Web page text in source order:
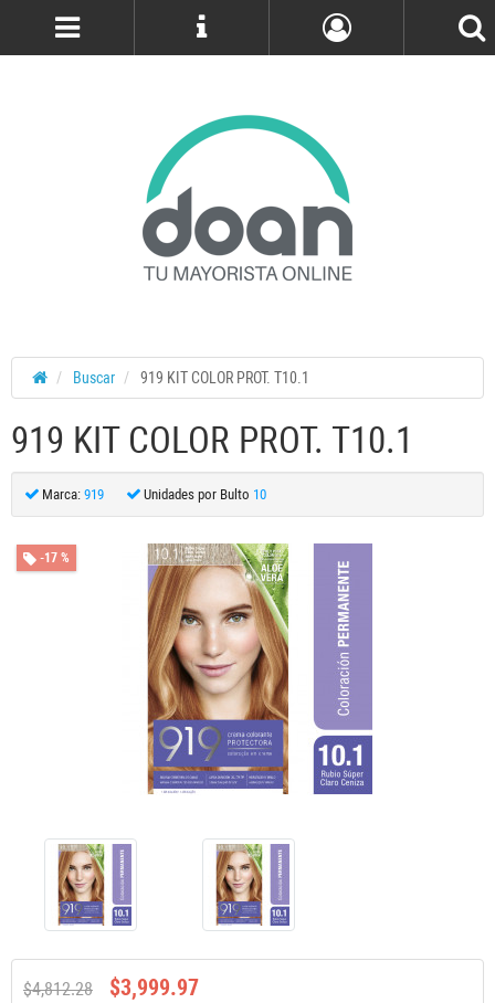
Buscar 919 KIT COLOR PROT. T10.1
919 KIT COLOR PROT. T10.1
Marca: 919 Unidades por Bulto 10
-17 %
$4,812.28 $3,999.97